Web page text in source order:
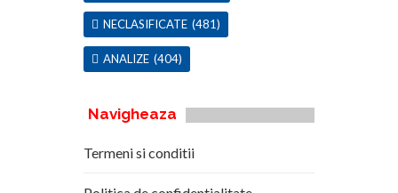
NECLASIFICATE (481)
ANALIZE (404)
Navigheaza
Termeni si conditii